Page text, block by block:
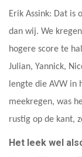
Erik Assink: Dat is
dan wij. We
hogere score te
Julian, Yannick,
lengte die AVW
meekregen, was
rustig op de kant,
Het leek wel